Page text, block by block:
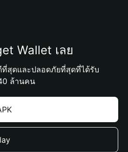
Wallet เลย
สุดและปลอดภัยที่สุดที่ได้รับ
ล้านคน